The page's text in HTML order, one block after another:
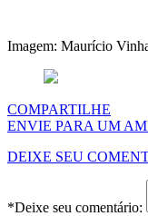
Imagem: Maurício
COMPARTILHE
ENVIE PARA UM
DEIXE SEU
*Deixe seu comentário: